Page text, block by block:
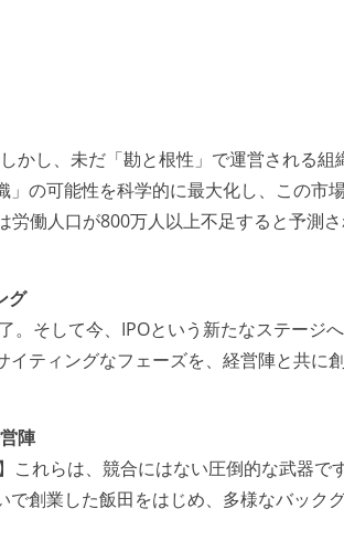
かし、未だ「勘と根性」で運営される組
の可能性を科学的に最大化し、この市
働人口が800万人以上不足すると予測
グ
。そして今、IPOという新たなステージ
ティングなフェーズを、経営陣と共に
陣
これらは、競合にはない圧倒的な武器で
創業した飯田をはじめ、多様なバック